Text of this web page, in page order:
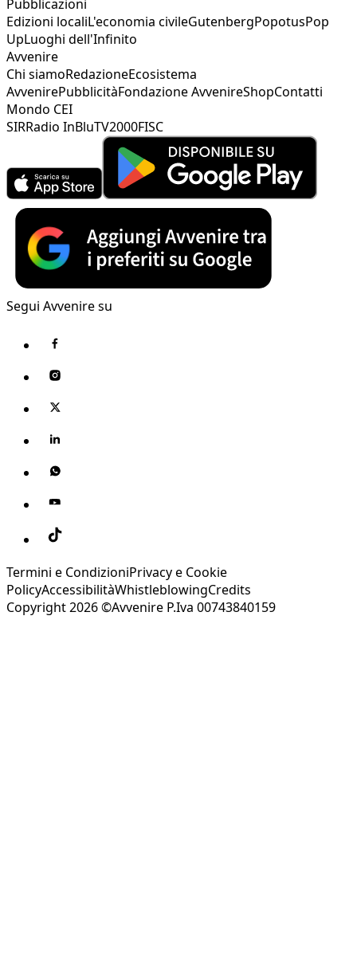
Pubblicazioni
Edizioni localiL'economia civileGutenbergPopotusPop
UpLuoghi dell'Infinito
Avvenire
Chi siamoRedazioneEcosistema
AvvenirePubblicitàFondazione AvvenireShopContatti
Mondo CEI
SIRRadio InBluTV2000FISC
Segui Avvenire su
Termini e CondizioniPrivacy e Cookie
PolicyAccessibilitàWhistleblowingCredits
Copyright 2026 ©Avvenire P.Iva 00743840159